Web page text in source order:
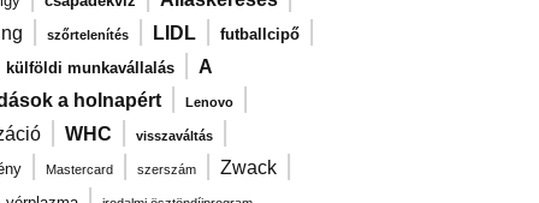
| szőrtelenítés | LIDL | futballcipő |
külföldi munkavállalás | A
a holnapért | Lenovo |
| WHC | visszaváltás |
| Mastercard | szerszám | Zwack |